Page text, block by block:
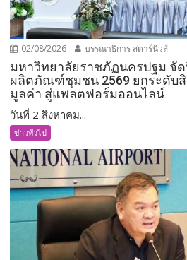
02/08/2026 บรรณาธิการ สตาร์นิวส์
มหาวิทยาลัยราชภัฏนครปฐม จั
ผลิตภัณฑ์ชุมชน 2569 ยกระดับ
มูลค่า สู่แพลตฟอร์มออนไลน์
วันที่ 2 สิงหาคม...
ข่าวทั่วไป